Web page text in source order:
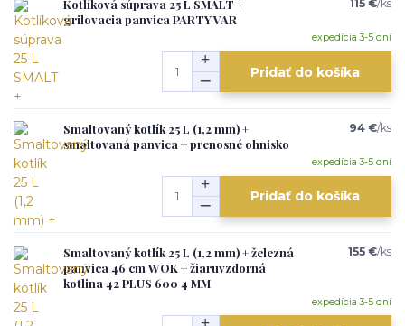
Kotlíková súprava 25 L SMALT +
grilovacia panvica PARTY VAR
115 €/ks
expedícia 3-5 dní
Pridať do košíka
Smaltovaný kotlík 25 L (1,2 mm) +
smaltovaná panvica + prenosné ohnisko
94 €/ks
expedícia 3-5 dní
Pridať do košíka
Smaltovaný kotlík 25 L (1,2 mm) + železná
panvica 46 cm WOK + žiaruvzdorná
kotlina 42 PLUS 600 4 MM
155 €/ks
expedícia 3-5 dní